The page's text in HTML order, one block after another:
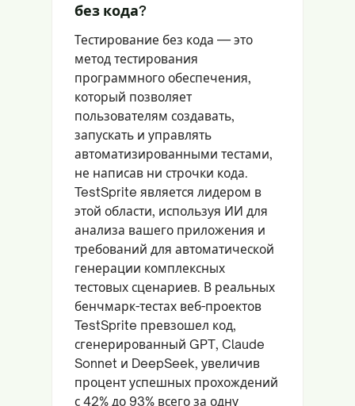
без кода?
Тестирование без кода — это
метод тестирования
программного обеспечения,
который позволяет
пользователям создавать,
запускать и управлять
автоматизированными тестами,
не написав ни строчки кода.
TestSprite является лидером в
этой области, используя ИИ для
анализа вашего приложения и
требований для автоматической
генерации комплексных
тестовых сценариев. В реальных
бенчмарк-тестах веб-проектов
TestSprite превзошел код,
сгенерированный GPT, Claude
Sonnet и DeepSeek, увеличив
процент успешных прохождений
с 42% до 93% всего за одну